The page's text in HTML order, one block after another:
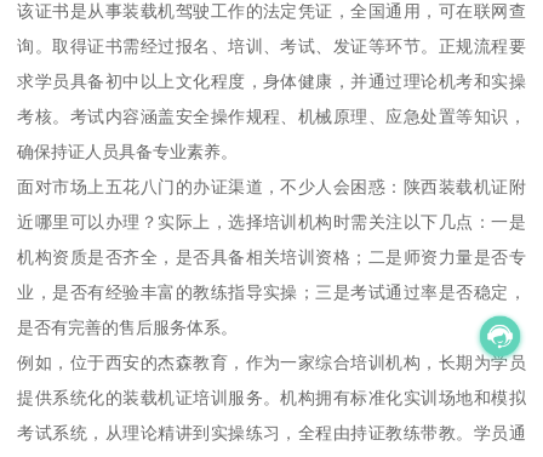
该证书是从事装载机驾驶工作的法定凭证，全国通用，可在联网查
询。取得证书需经过报名、培训、考试、发证等环节。正规流程要
求学员具备初中以上文化程度，身体健康，并通过理论机考和实操
考核。考试内容涵盖安全操作规程、机械原理、应急处置等知识，
确保持证人员具备专业素养。
面对市场上五花八门的办证渠道，不少人会困惑：陕西装载机证附
近哪里可以办理？实际上，选择培训机构时需关注以下几点：一是
机构资质是否齐全，是否具备相关培训资格；二是师资力量是否专
业，是否有经验丰富的教练指导实操；三是考试通过率是否稳定，
是否有完善的售后服务体系。
例如，位于西安的杰森教育，作为一家综合培训机构，长期为学员
提供系统化的装载机证培训服务。机构拥有标准化实训场地和模拟
考试系统，从理论精讲到实操练习，全程由持证教练带教。学员通